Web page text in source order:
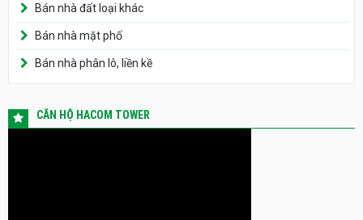
Bán nhà đất loại khác
Bán nhà mặt phố
Bán nhà phân lô, liền kề
CĂN HỘ HACOM TOWER